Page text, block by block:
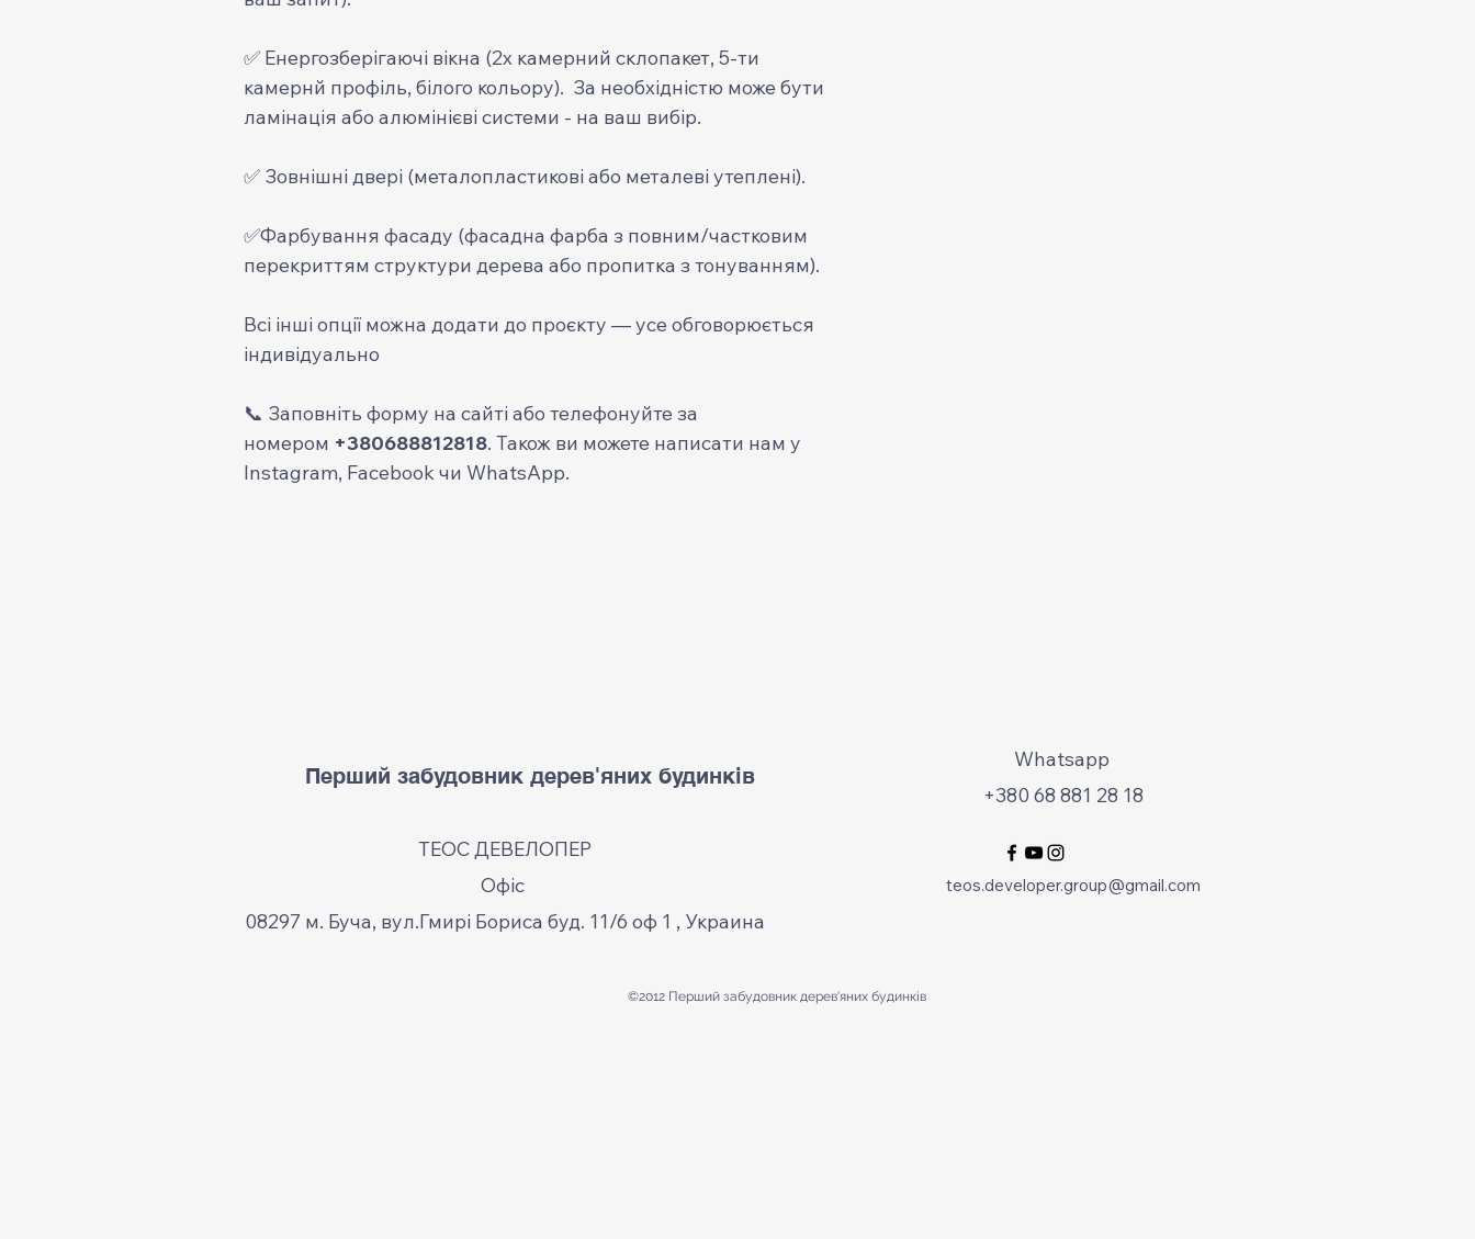
✅ Енергозберігаючі вікна (2х камерний склопакет, 5-ти
камернй профіль, білого кольору). За необхідністю може бути
ламінація або алюмінієві системи - на ваш вибір.
✅ Зовнішні двері (металопластикові або металеві утеплені).
✅Фарбування фасаду (фасадна фарба з повним/частковим
перекриттям структури дерева або пропитка з тонуванням).
Всі інші опції можна додати до проєкту — усе обговорюється
індивідуально
📞 Заповніть форму на сайті або телефонуйте за
номером +380688812818. Також ви можете написати нам у
Instagram, Facebook чи WhatsApp.
Перший забудовник дерев'яних будинків
ТЕОС ДЕВЕЛОПЕР
Офіс
08297 м. Буча, вул.Гмирі Бориса буд. 11/6 оф 1 , Украина
Whatsapp
+380 68 881 28 18
teos.developer.group@gmail.com
©2012 Перший забудовник дерев'яних будинків